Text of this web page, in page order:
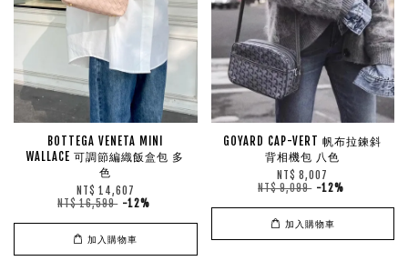
BOTTEGA VENETA MINI
WALLACE 可調節編織飯盒包 多
色
NT$ 14,607
NT$ 16,599 -12%
加入購物車
GOYARD CAP-VERT 帆布拉鍊斜
背相機包 八色
NT$ 8,007
NT$ 9,099 -12%
加入購物車